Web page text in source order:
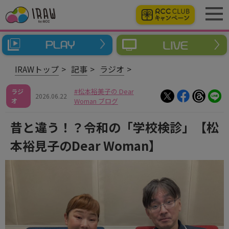
IRAWトップ 記事 ラジオ
ラジ
オ
2026.06.22
松本裕美子の Dear
Woman ブログ
昔と違う！？令和の「学校検診」【松
本裕見子のDear Woman】